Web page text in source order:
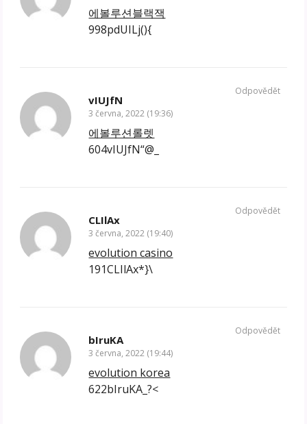
에볼루션블랙잭
998pdUILj(){
vIUJfN
3 června, 2022 (19:36)
에볼루션롤렛
604vIUJfN“@_
Odpovědět
CLIlAx
3 června, 2022 (19:40)
evolution casino
191CLIlAx*}\
Odpovědět
bIruKA
3 června, 2022 (19:44)
evolution korea
622bIruKA_?<
Odpovědět